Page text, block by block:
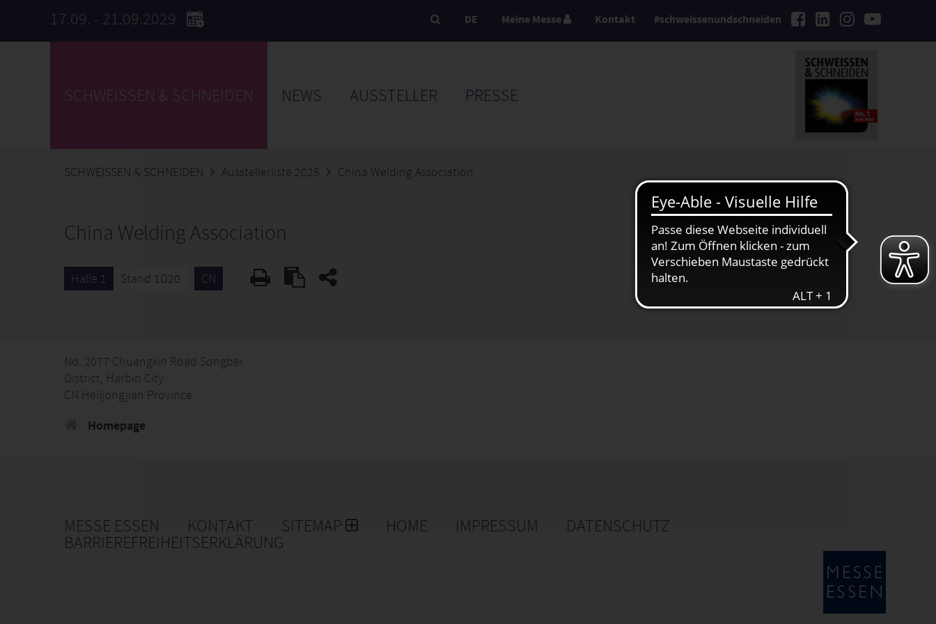
17.09. - 21.09.2029 #schweissenundschneiden
DE Meine Messe Kontakt
SCHWEISSEN & SCHNEIDEN NEWS AUSSTELLER PRESSE
SCHWEISSEN & SCHNEIDEN Ausstellerliste 2025 China Welding Association
China Welding Association
Halle 1 Stand 1D20 CN
No. 2077 Chuangxin Road Songbei
District, Harbin City
CN Heiljongjian Province
Homepage
MESSE ESSEN KONTAKT SITEMAP HOME IMPRESSUM DATENSCHUTZ
BARRIEREFREIHEITSERKLÄRUNG